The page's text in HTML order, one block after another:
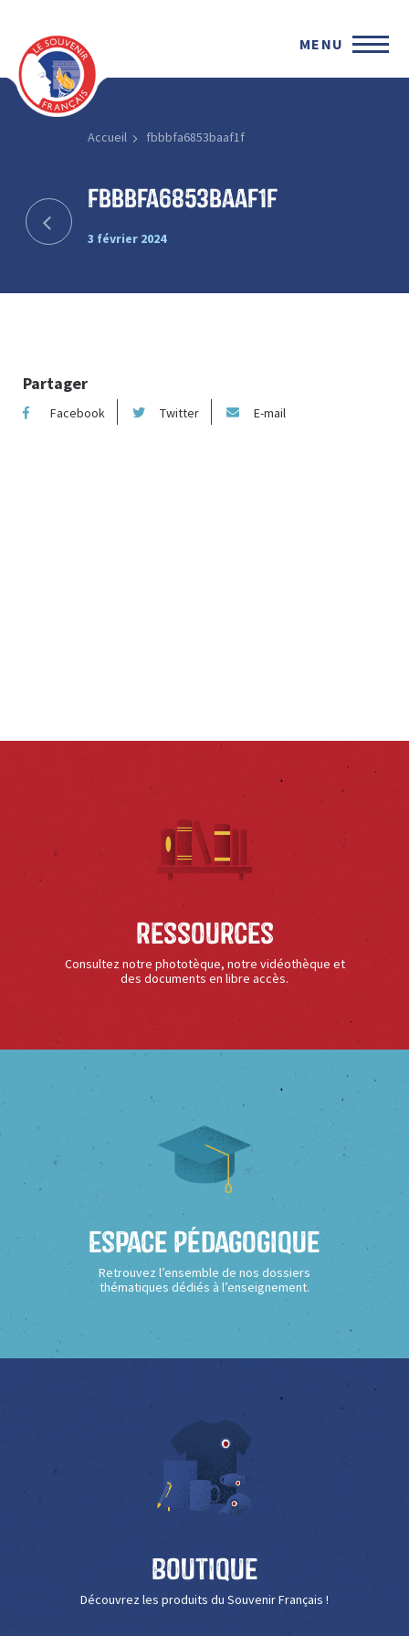
MENU
Accueil fbbbfa6853baaf1f
fbbbfa6853baaf1f
3 février 2024
Partager
Facebook Twitter E-mail
Ressources
Consultez notre phototèque, notre vidéothèque et
des documents en libre accès.
Espace Pédagogique
Retrouvez l’ensemble de nos dossiers
thématiques dédiés à l’enseignement.
Boutique
Découvrez les produits du Souvenir Français !